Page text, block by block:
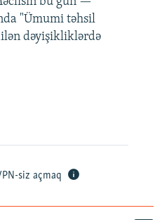
360p 480p
1080p
480p
720p
"Ümumi təhsil
dəyişikliklərdə
siz açmaq